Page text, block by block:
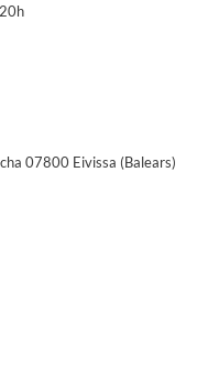
07800 Eivissa (Balears)